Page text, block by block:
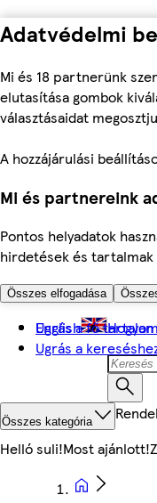
Adatvédelmi
Mi és 18 partnerünk
elutasítása gombok
választásaidat
A hozzájárulási
Mi és partnereink
Pontos helyadatok
hirdetések és
Összes elfogadása
Ugrás a fő
Ugrás a
English
Összes kategória
Helló suli!Most ajánlott!